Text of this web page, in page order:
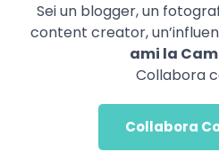
Sei un blogger, un
content creator,
ami la
Collabora
Collabora